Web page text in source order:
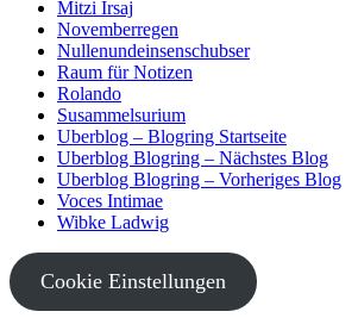
Mitzi Irsaj
Novemberregen
Nullenundeinsenschubser
Raum für Notizen
Rolando
Susammelsurium
Uberblog – Blogring Startseite
Uberblog Blogring – Nächstes Blog
Uberblog Blogring – Vorheriges Blog
Voces Intimae
Wibke Ladwig
Cookie Einstellungen